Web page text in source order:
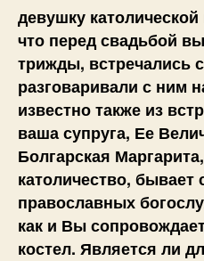
девушку
что перед свадьбой
трижды, встречались
разговаривали с ним
известно также из
ваша супруга, Ее
Болгарская
католичество, бывает
православных
как и Вы
костел. Является ли